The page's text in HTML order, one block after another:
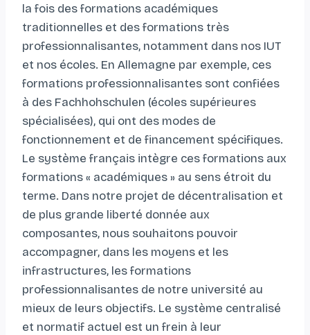
la fois des formations académiques
traditionnelles et des formations très
professionnalisantes, notamment dans nos IUT
et nos écoles. En Allemagne par exemple, ces
formations professionnalisantes sont confiées
à des Fachhohschulen (écoles supérieures
spécialisées), qui ont des modes de
fonctionnement et de financement spécifiques.
Le système français intègre ces formations aux
formations « académiques » au sens étroit du
terme. Dans notre projet de décentralisation et
de plus grande liberté donnée aux
composantes, nous souhaitons pouvoir
accompagner, dans les moyens et les
infrastructures, les formations
professionnalisantes de notre université au
mieux de leurs objectifs. Le système centralisé
et normatif actuel est un frein à leur